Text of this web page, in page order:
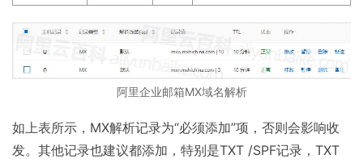
阿里企业邮箱MX域名解析
如上表所示，MX解析记录为“必须添加”项，否则会影响收
发。其他记录也建议都添加，特别是TXT /SPF记录，TXT